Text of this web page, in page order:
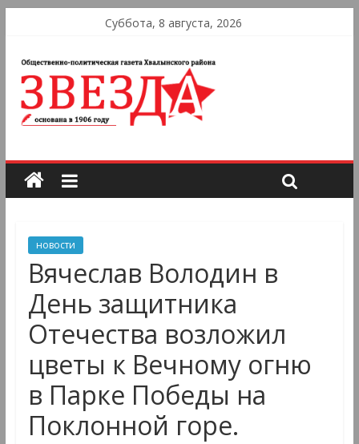
Суббота, 8 августа, 2026
новости
Вячеслав Володин в
День защитника
Отечества возложил
цветы к Вечному огню
в Парке Победы на
Поклонной горе.